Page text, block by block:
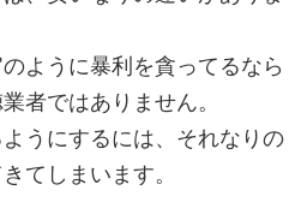
ように暴利を貪ってるなら
者ではありません。
うにするには、それなりの
てしまいます。